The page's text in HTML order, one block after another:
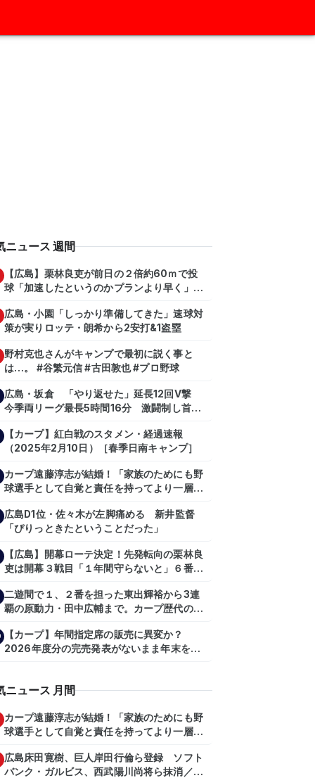
ニュース 週間
【広島】栗林良吏が前日の２倍約60ｍで投
球「加速したというのかプランより早く」自
広島・小園「しっかり準備してきた」速球対
策が実りロッテ・朗希から2安打&1盗塁
野村克也さんがキャンプで最初に説く事と
は…。 #谷繁元信 #古田敦也 #プロ野球
広島・坂倉 「やり返せた」延長12回V撃
今季両リーグ最長5時間16分 激闘制し首位
【カープ】紅白戦のスタメン・経過速報
（2025年2月10日）［春季日南キャンプ］
カープ遠藤淳志が結婚！「家族のためにも野
球選手として自覚と責任を持ってより一層頑
広島D1位・佐々木が左脚痛める 新井監督
「ぴりっときたということだった」
【広島】開幕ローテ決定！先発転向の栗林良
吏は開幕３戦目「１年間守らないと」６番手
二遊間で１、２番を担った東出輝裕から3連
覇の原動力・田中広輔まで。カープ歴代のシ
【カープ】年間指定席の販売に異変か？
2026年度分の完売発表がないまま年末を迎
ニュース 月間
カープ遠藤淳志が結婚！「家族のためにも野
球選手として自覚と責任を持ってより一層頑
広島床田寛樹、巨人岸田行倫ら登録 ソフト
バンク・ガルビス、西武陽川尚将ら抹消／２